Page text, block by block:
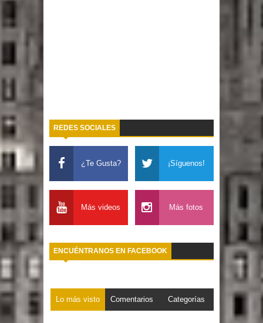
REDES SOCIALES
¿Te Gusta? ¡Síguenos!
Más videos Más fotos
ENCUÉNTRANOS EN FACEBOOK
Lo más visto Comentarios Categorías